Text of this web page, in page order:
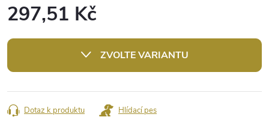
297,51 Kč
cena:
ZVOLTE VARIANTU
Dotaz k produktu Hlídací pes